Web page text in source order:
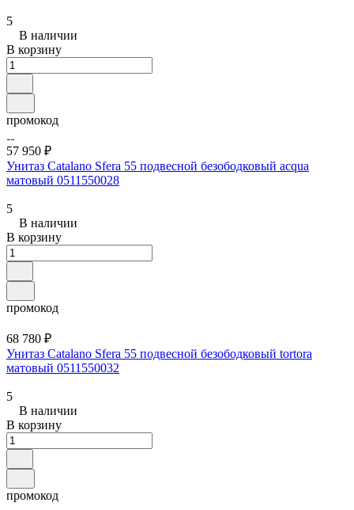
5
В наличии
В корзину
промокод
57 950 ₽
Унитаз Catalano Sfera 55 подвесной безободковый acqua
матовый 0511550028
5
В наличии
В корзину
промокод
68 780 ₽
Унитаз Catalano Sfera 55 подвесной безободковый tortora
матовый 0511550032
5
В наличии
В корзину
промокод